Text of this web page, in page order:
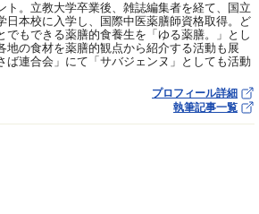
ト。立教大学卒業後、雑誌編集者を経て、国立
日本校に入学し、国際中医薬膳師資格取得。ど
でもできる薬膳的食養生を「ゆる薬膳。」とし
地の食材を薬膳的観点から紹介する活動も展
ば連合会」にて「サバジェンヌ」としても活動
プロフィール詳細
執筆記事一覧